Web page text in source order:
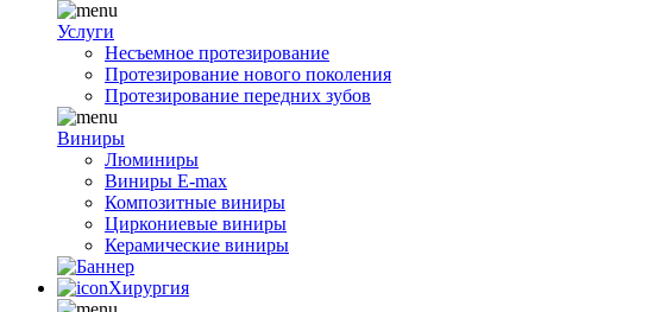
Услуги
Несъемное протезирование
Протезирование нового поколения
Протезирование передних зубов
Виниры
Люминиры
Виниры E-max
Композитные виниры
Циркониевые виниры
Керамические виниры
Хирургия